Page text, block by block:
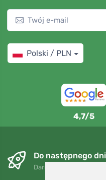
Polski / PLN
4,7/5
Do następnego
Darmowa wysyłka dla